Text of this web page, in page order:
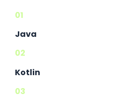
01
Java
02
Kotlin
03